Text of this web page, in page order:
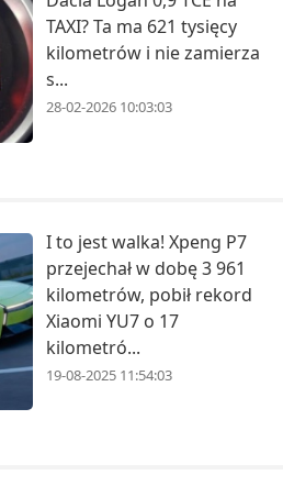
TAXI? Ta ma 621 tysięcy
kilometrów i nie zamierza
s...
28-02-2026 10:03:03
I to jest walka! Xpeng P7
przejechał w dobę 3 961
kilometrów, pobił rekord
Xiaomi YU7 o 17
kilometró...
19-08-2025 11:54:03